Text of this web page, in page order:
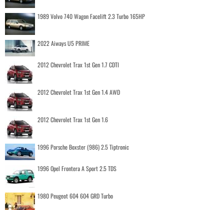
1989 Volvo 740 Wagon Facelift 2.3 Turbo 165HP
2022 Aiways U5 PRIME
2012 Chevrolet Trax 1st Gen 1.7 CDTI
2012 Chevrolet Trax 1st Gen 1.4 AWD
2012 Chevrolet Trax 1st Gen 1.6
1996 Porsche Boxster (986) 2.5 Tiptronic
1996 Opel Frontera A Sport 2.5 TDS
1980 Peugeot 604 604 GRD Turbo